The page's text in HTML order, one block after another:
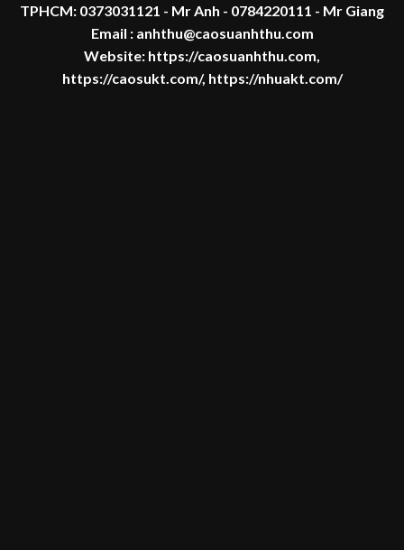
TPHCM: 0373031121 - Mr Anh - 0784220111 - Mr Giang
Email : anhthu@caosuanhthu.com
Website: https://caosuanhthu.com,
https://caosukt.com/, https://nhuakt.com/